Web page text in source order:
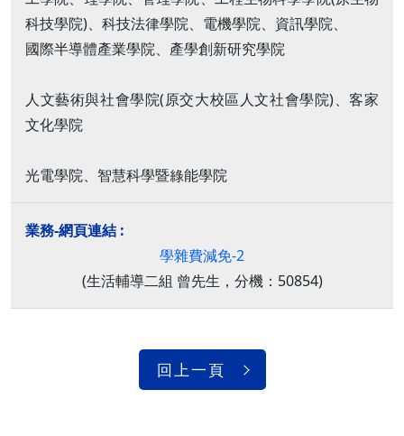
科技學院)、科技法律學院、電機學院、資訊學院、
國際半導體產業學院、產學創新研究學院
人文藝術與社會學院(原交大校區人文社會學院)、客家
文化學院
光電學院、智慧科學暨綠能學院
學雜費減免-2
(生活輔導二組 曾先生，分機：50854)
回上一頁